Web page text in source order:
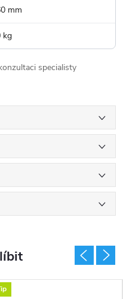
mm
kg
specialisty